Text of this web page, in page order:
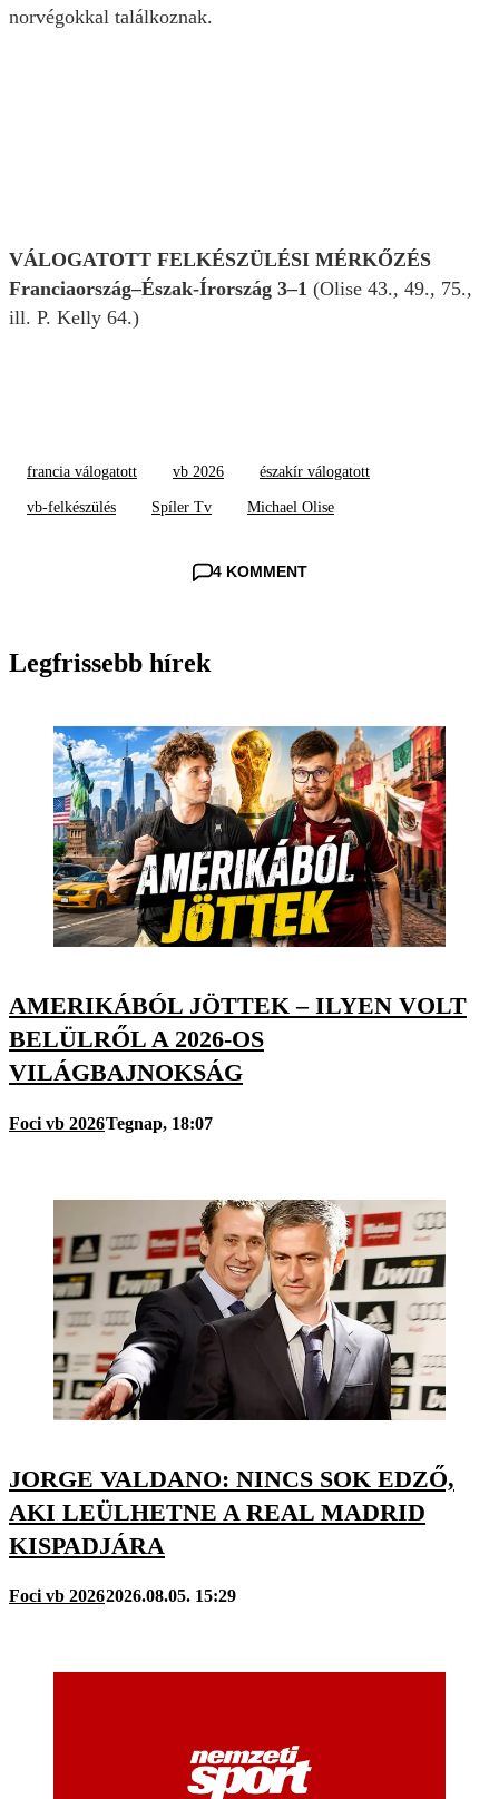
norvégokkal találkoznak.
VÁLOGATOTT FELKÉSZÜLÉSI MÉRKŐZÉS
Franciaország–Észak-Írország 3–1 (Olise 43., 49., 75.,
ill. P. Kelly 64.)
francia válogatott vb 2026 északír válogatott
vb-felkészülés Spíler Tv Michael Olise
4 KOMMENT
Legfrissebb hírek
AMERIKÁBÓL JÖTTEK – ILYEN VOLT
BELÜLRŐL A 2026-OS
VILÁGBAJNOKSÁG
Foci vb 2026Tegnap, 18:07
JORGE VALDANO: NINCS SOK EDZŐ,
AKI LEÜLHETNE A REAL MADRID
KISPADJÁRA
Foci vb 20262026.08.05. 15:29